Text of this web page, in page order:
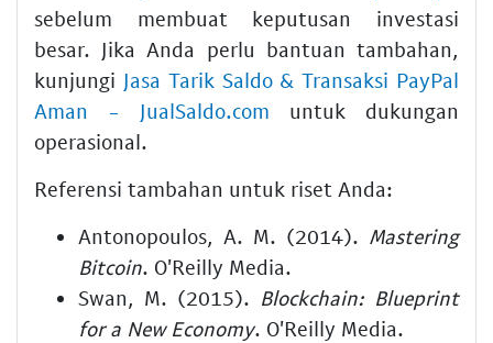
sebelum membuat keputusan investasi
besar. Jika Anda perlu bantuan tambahan,
kunjungi Jasa Tarik Saldo & Transaksi PayPal
Aman - JualSaldo.com untuk dukungan
operasional.
Referensi tambahan untuk riset Anda:
Antonopoulos, A. M. (2014). Mastering
Bitcoin. O'Reilly Media.
Swan, M. (2015). Blockchain: Blueprint
for a New Economy. O'Reilly Media.